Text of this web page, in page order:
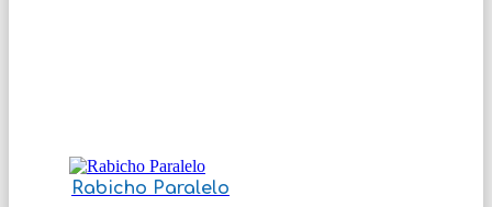
Rabicho Paralelo